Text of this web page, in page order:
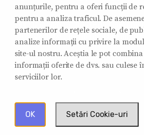
office@sitibalkania.ro
Mentenanta/ Reparatii/Garantii:
0725.930.908 /
rezervate.
anunțurile, pentru a oferi funcții de
pentru a analiza traficul. De
partenerilor de rețele sociale, de
analize informații cu privire la
site-ul nostru. Aceștia le pot
informații oferite de dvs. sau culese
serviciilor lor.
OK Setări Cookie-uri